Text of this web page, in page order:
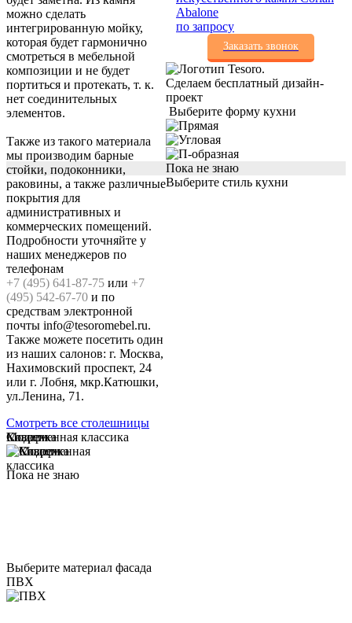
можно сделать
интегрированную мойку,
которая будет гармонично
смотреться в мебельной
композиции и не будет
портиться и протекать, т. к.
нет соединительных
элементов.
Также из такого материала
мы производим барные
стойки, подоконники,
раковины, а также различные
покрытия для
административных и
коммерческих помещений.
Подробности уточняйте у
наших менеджеров по
телефонам
+7 (495) 641-87-75 или +7
(495) 542-67-70 и по
средствам электронной
почты info@tesoromebel.ru.
Также можете посетить один
из наших салонов: г. Москва,
Нахимовский проспект, 24
или г. Лобня, мкр.Катюшки,
ул.Ленина, 71.
Смотреть все столешницы
Abalone
по запросу
Заказать звонок
Сделаем бесплатный дизайн-
проект
Выберите форму кухни
Пока не знаю
Выберите стиль кухни
Модерн
Классика
Современная классика
Пока не знаю
Выберите материал фасада
ПВХ